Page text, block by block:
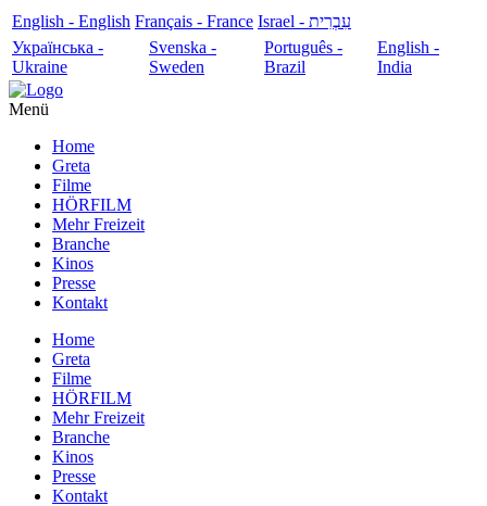
English - English Français - France
עִבְרִית - Israel
Українська -
Ukraine
Svenska -
Sweden
Português -
Brazil
English -
India
Menü
Home
Greta
Filme
HÖRFILM
Mehr Freizeit
Branche
Kinos
Presse
Kontakt
Home
Greta
Filme
HÖRFILM
Mehr Freizeit
Branche
Kinos
Presse
Kontakt